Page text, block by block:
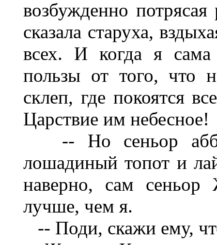
возбужденно
сказала старуха,
всех. И когда я
пользы от того, что
склеп, где покоятся
Царствие им небесное!
-- Но сеньор
лошадиный топот и
наверно, сам
лучше, чем я.
-- Поди, скажи ему,